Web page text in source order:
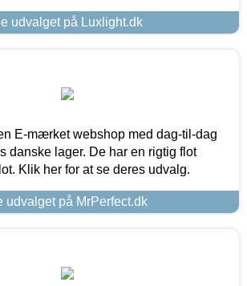
udvalget på Luxlight.dk
E-mærket webshop med dag-til-dag
danske lager. De har en rigtig flot
Klik her for at se deres udvalg.
udvalget på MrPerfect.dk